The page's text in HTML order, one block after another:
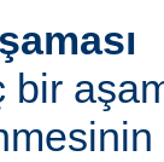
bir